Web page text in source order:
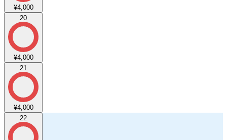
¥4,000
20
¥4,000
21
¥4,000
22